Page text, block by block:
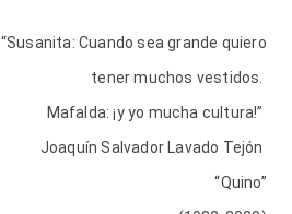
“Susanita: Cuando sea grande quiero
tener muchos vestidos.
Mafalda: ¡y yo mucha cultura!”
Joaquín Salvador Lavado Tejón
“Quino”